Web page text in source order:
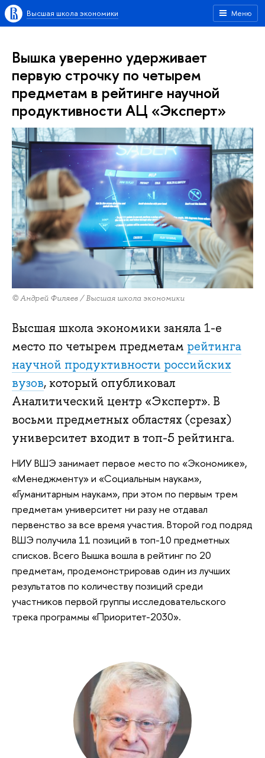
Меню
Высшая школа экономики
Вышка уверенно удерживает
первую строчку по четырем
предметам в рейтинге научной
продуктивности АЦ «Эксперт»
© Андрей Филяев / Высшая школа экономики
Высшая школа экономики заняла 1-е
место по четырем предметам рейтинга
научной продуктивности российских
вузов, который опубликовал
Аналитический центр «Эксперт». В
восьми предметных областях (срезах)
университет входит в топ-5 рейтинга.
НИУ ВШЭ занимает первое место по «Экономике»,
«Менеджменту» и «Социальным наукам»,
«Гуманитарным наукам», при этом по первым трем
предметам университет ни разу не отдавал
первенство за все время участия. Второй год подряд
ВШЭ получила 11 позиций в топ-10 предметных
списков. Всего Вышка вошла в рейтинг по 20
предметам, продемонстрировав один из лучших
результатов по количеству позиций среди
участников первой группы исследовательского
трека программы «Приоритет-2030».